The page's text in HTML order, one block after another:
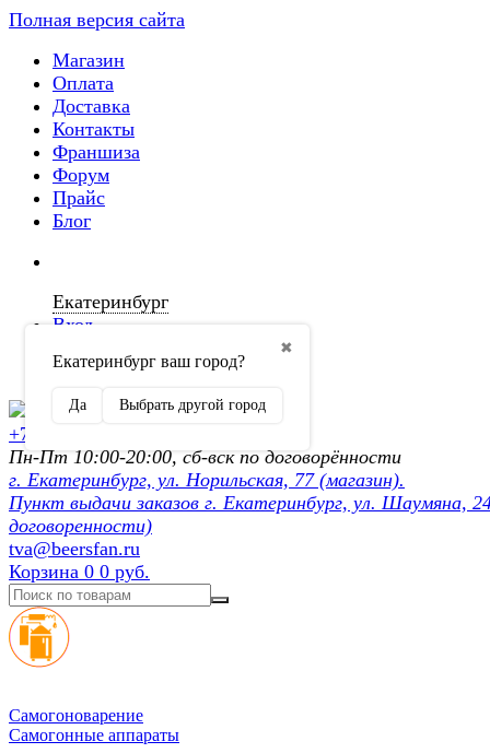
Полная версия сайта
Магазин
Оплата
Доставка
Контакты
Франшиза
Форум
Прайс
Блог
Екатеринбург
✖
Екатеринбург ваш город?
Да Выбрать другой город
Вход
Регистрация
+7 (902) 872-54-70
Пн-Пт 10:00-20:00, сб-вск по договорённости
г. Екатеринбург, ул. Норильская, 77 (магазин).
Пункт выдачи заказов г. Екатеринбург, ул. Шаумяна,
договоренности)
tva@beersfan.ru
Корзина 0 0 руб.
Cамогоноварение
Самогонные аппараты